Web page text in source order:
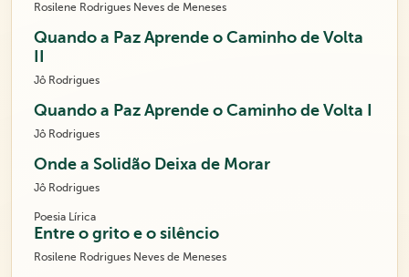
Rosilene Rodrigues Neves de Meneses
Quando a Paz Aprende o Caminho de Volta
Jô Rodrigues
Quando a Paz Aprende o Caminho de Volta I
Jô Rodrigues
Onde a Solidão Deixa de Morar
Jô Rodrigues
Poesia Lírica
Entre o grito e o silêncio
Rosilene Rodrigues Neves de Meneses